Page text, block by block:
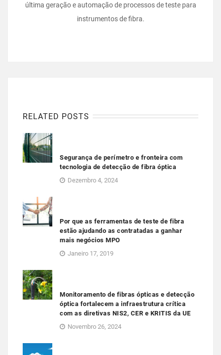
última geração e automação de processos de teste para
instrumentos de fibra.
RELATED POSTS
Segurança de perímetro e fronteira com
tecnologia de detecção de fibra óptica
Dezembro 4, 2024
Por que as ferramentas de teste de fibra
estão ajudando as contratadas a ganhar
mais negócios MPO
Janeiro 17, 2019
Monitoramento de fibras ópticas e detecção
óptica fortalecem a infraestrutura crítica
com as diretivas NIS2, CER e KRITIS da UE
Novembro 26, 2024